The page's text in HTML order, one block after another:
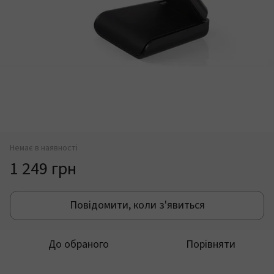
Немає в наявності
1 249 грн
Повідомити, коли з'явиться
До обраного Порівняти